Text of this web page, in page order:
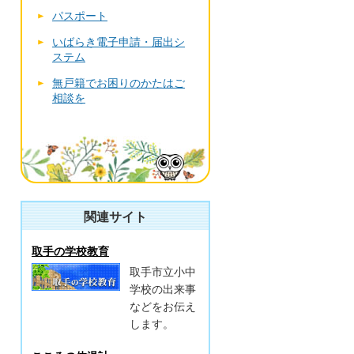
パスポート
いばらき電子申請・届出シ
ステム
無戸籍でお困りのかたはご
相談を
関連サイト
取手の学校教育
取手市立小中
学校の出来事
などをお伝え
します。